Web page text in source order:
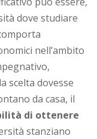
dove studiare
nell’ambito
scelta dovesse
da casa, il
di ottenere
stanziano